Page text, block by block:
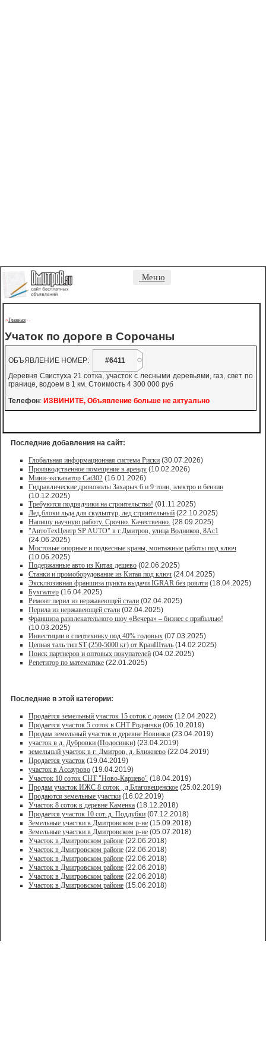
Меню
->Главная - -
Учаток по дороге в Сорочаны
ОБЪЯВЛЕНИЕ НОМЕР:
#6411
Деревня Свистуха 21 сотка, участок с лесными деревьями, газ, свет по
границе, водоем в 1 км. Стоимость 4 300 000 руб
Телефон: ИЗВИНИТЕ, Объявление больше не актуально
Последние добавления на сайт:
Глобальная информационная система Риски (30.07.2026)
Производственное помещение в аренду (10.02.2026)
Мини-экскаватор Cat302 (16.01.2026)
Гидравлические дровоколы Захарыч 6 и 9 тонн, электро и бензин
(10.12.2025)
Требуются подрядчики на строительство! (01.11.2025)
Лед,блоки льда для скульптур, лед строительный (22.10.2025)
Напишу научную работу. Срочно. Качественно. (28.09.2025)
"АвтоТехЦентр SP AUTO" в г.Дмитров, улица Водников, 8Ас1
(24.06.2025)
Мостовые опорные и подвесные краны, монтажные работы под ключ
(10.06.2025)
Подержанные авто из Китая дешево (02.06.2025)
Станки и промоборудование из Китая под ключ (24.04.2025)
Эксклюзивная франшиза пункта выдачи IGRAR без роялти (18.04.2025)
Бухгалтер (16.04.2025)
Ремонт перил из нержавеющей стали (02.04.2025)
Перила из нержавеющей стали (02.04.2025)
Франшиза развлекательного шоу «Вечера» – бизнес с прибылью!
(10.03.2025)
Инвестиции в спецтехнику под 40% годовых (07.03.2025)
Цепная таль тип ST (250-5000 кг) от КранШталь (14.02.2025)
Поиск партнеров и оптовых покупателей (04.02.2025)
Репетитор по математике (22.01.2025)
Последние в этой категории:
Продаётся земельный участок 15 соток с домом (12.04.2022)
Продается участок 5 соток в СНТ Роднички (06.10.2019)
Продам земельный участок в деревне Новинки (23.04.2019)
участок в д. Дубровки (Подосинки) (23.04.2019)
земельный участок в г. Дмитров, д. Ближнево (22.04.2019)
Продается участок (19.04.2019)
участок в Ассаурово (19.04.2019)
Участок 10 соток СНТ "Ново-Карцево" (18.04.2019)
Продам участок ИЖС 8 соток , д.Благовещенское (25.02.2019)
Продаются земельные участки (16.02.2019)
Участок 8 соток в деревне Каменка (18.12.2018)
Продается участок 10 сот. д. Поддубки (07.12.2018)
Земельные участки в Дмитровском р-не (15.09.2018)
Земельные участки в Дмитровском р-не (05.07.2018)
Участок в Дмитровском районе (22.06.2018)
Участок в Дмитровском районе (22.06.2018)
Участок в Дмитровском районе (22.06.2018)
Участок в Дмитровском районе (22.06.2018)
Участок в Дмитровском районе (22.06.2018)
Участок в Дмитровском районе (15.06.2018)